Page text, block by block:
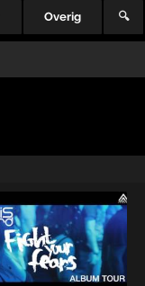
Overig 🔍